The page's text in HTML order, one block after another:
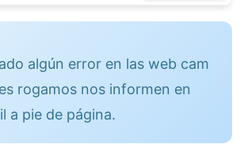
algún error en las web cam
rogamos nos informen en
a pie de página.